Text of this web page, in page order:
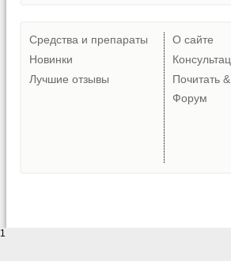
Средства и препараты
Новинки
Лучшие отзывы
О сайте
Почитать
Форум
1